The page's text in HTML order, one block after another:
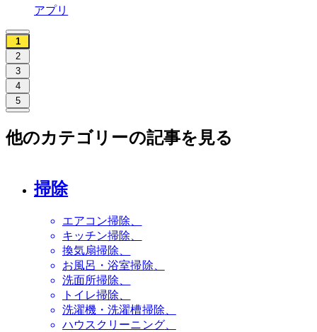
アプリ
1
2
3
4
5
他のカテゴリーの記事を見る
掃除
エアコン掃除
キッチン掃除
換気扇掃除
お風呂・浴室掃除
洗面所掃除
トイレ掃除
洗濯機・洗濯槽掃除
ハウスクリーニング